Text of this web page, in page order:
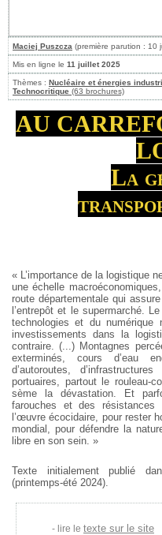
Maciej Puszcza (première parution : 10
Mis en ligne le 11 juillet 2025
Thèmes : Nucléaire et énergies
Technocritique (63 brochures)
AU
La
« L’importance de la logistique
une échelle
route départementale qui
l’entrepôt et le supermarché.
technologies et du numérique
investissements dans la
contraire. (...) Montagnes
exterminés, cours d’eau
d’autoroutes,
portuaires, partout le rouleau-
sème la dévastation. Et
farouches et des résistances
l’œuvre écocidaire, pour rester
mondial, pour défendre la
libre en son sein. »
Texte initialement publié
(printemps-été 2024).
lire le texte sur le site